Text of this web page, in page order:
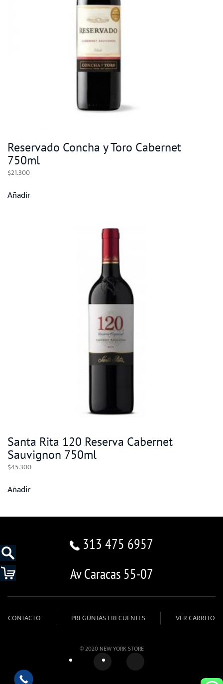
Reservado Concha y Toro Cabernet
750ml
$21.300
Añadir
Santa Rita 120 Reserva Cabernet
Sauvignon 750ml
$45.300
Añadir
313 475 6957
Av Caracas 55-07
CONTACTO PREGUNTAS FRECUENTES VER CARRITO
© 2020 NEW YORK STORE